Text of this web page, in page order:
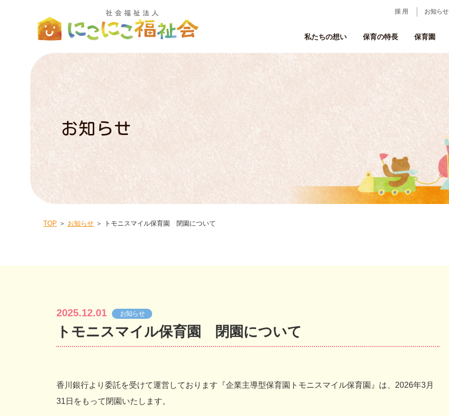
採 用 お知らせ
私たちの想い 保育の特長 保育園
お知らせ
TOP ＞ お知らせ ＞ トモニスマイル保育園 閉園について
2025.12.01 お知らせ
トモニスマイル保育園 閉園について
香川銀行より委託を受けて運営しております『企業主導型保育園トモニスマイル保育園』は、2026年3月
31日をもって閉園いたします。